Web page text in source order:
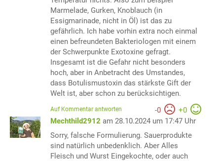
Marmelade, Gurken, Knoblauch (in
Essigmarinade, nicht in Öl) ist das zu
gefährlich. Ich habe vorhin extra noch einmal
einen befreundeten Bakteriologen mit einem
der Schwerpunkte Exotoxine gefragt.
Insgesamt ist die Gefahr nicht besonders
hoch, aber in Anbetracht des Umstandes,
dass Botulismustoxin das stärkste Gift der
Welt ist, aber schon zu berücksichtigen.
-0 +0
Auf Kommentar antworten
Mechthild2912 am 28.10.2024 um 17:47 Uhr
Sorry, falsche Formulierung. Sauerprodukte
sind natürlich unbedenklich. Aber Alles
Fleisch und Wurst Eingekochte, oder auch